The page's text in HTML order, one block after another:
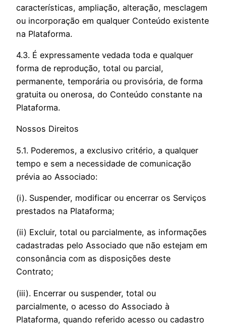
características, ampliação, alteração, mesclagem
ou incorporação em qualquer Conteúdo existente
na Plataforma.
4.3. É expressamente vedada toda e qualquer
forma de reprodução, total ou parcial,
permanente, temporária ou provisória, de forma
gratuita ou onerosa, do Conteúdo constante na
Plataforma.
Nossos Direitos
5.1. Poderemos, a exclusivo critério, a qualquer
tempo e sem a necessidade de comunicação
prévia ao Associado:
(i). Suspender, modificar ou encerrar os Serviços
prestados na Plataforma;
(ii) Excluir, total ou parcialmente, as informações
cadastradas pelo Associado que não estejam em
consonância com as disposições deste
Contrato;
(iii). Encerrar ou suspender, total ou
parcialmente, o acesso do Associado à
Plataforma, quando referido acesso ou cadastro